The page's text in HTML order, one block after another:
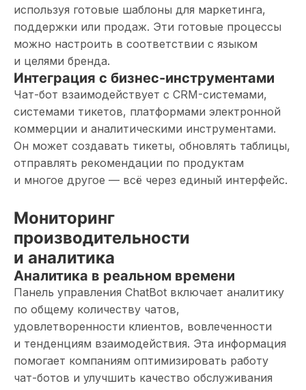
используя готовые шаблоны для маркетинга,
поддержки или продаж. Эти готовые процессы
можно настроить в соответствии с языком
и целями бренда.
Интеграция с бизнес-инструментами
Чат-бот взаимодействует с CRM-системами,
системами тикетов, платформами электронной
коммерции и аналитическими инструментами.
Он может создавать тикеты, обновлять таблицы,
отправлять рекомендации по продуктам
и многое другое — всё через единый интерфейс.
Мониторинг
производительности
и аналитика
Аналитика в реальном времени
Панель управления ChatBot включает аналитику
по общему количеству чатов,
удовлетворенности клиентов, вовлеченности
и тенденциям взаимодействия. Эта информация
помогает компаниям оптимизировать работу
чат-ботов и улучшить качество обслуживания